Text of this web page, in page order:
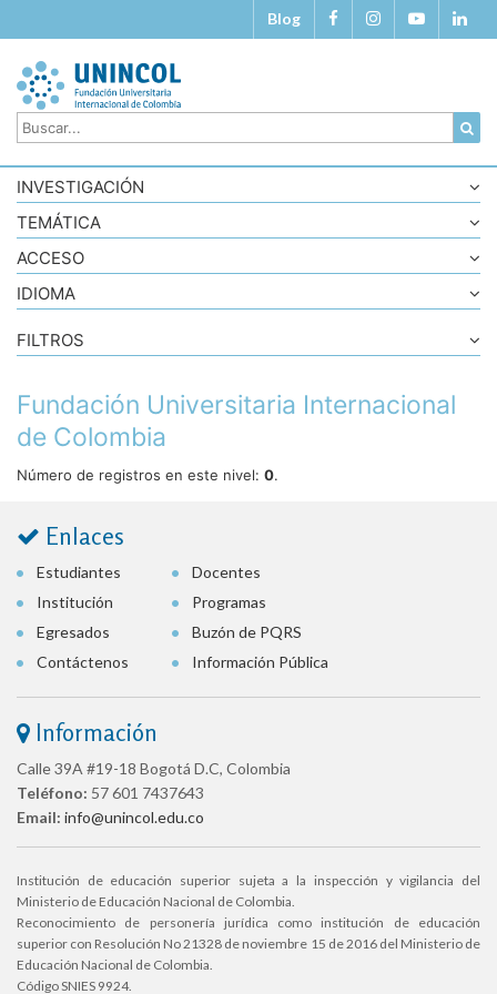
Blog
INVESTIGACIÓN
TEMÁTICA
ACCESO
IDIOMA
Fundación Universitaria Internacional
de Colombia
Número de registros en este nivel: 0.
FILTROS
Enlaces
Estudiantes
Docentes
Institución
Programas
Egresados
Buzón de PQRS
Contáctenos
Información Pública
Información
Calle 39A #19-18 Bogotá D.C, Colombia
Teléfono: 57 601 7437643
Email: info@unincol.edu.co
Institución de educación superior sujeta a la inspección y vigilancia del
Ministerio de Educación Nacional de Colombia.
Reconocimiento de personería jurídica como institución de educación
superior con Resolución No 21328 de noviembre 15 de 2016 del Ministerio de
Educación Nacional de Colombia.
Código SNIES 9924.